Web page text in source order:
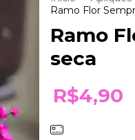
Ramo Flor
Ramo
seca
R$4,90